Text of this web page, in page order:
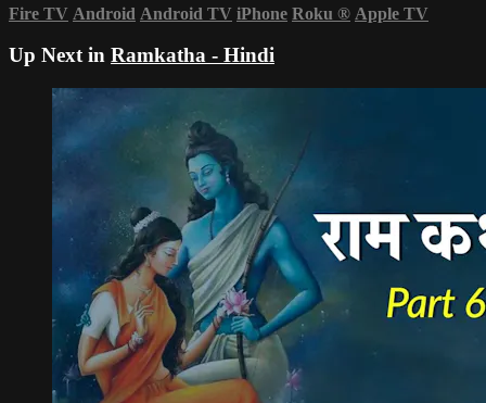
Fire TV Android Android TV iPhone Roku ® Apple TV
Up Next in Ramkatha - Hindi